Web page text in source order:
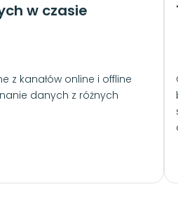
w czasie
z kanałów online i offline
danych z różnych